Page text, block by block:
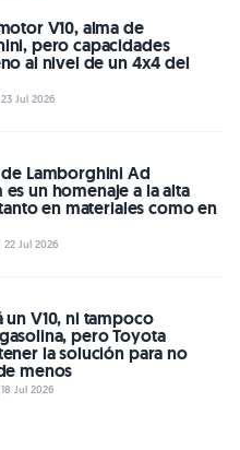
V10, alma de
pero capacidades
al nivel de un 4x4 del
Jul 2026
Lamborghini Ad
es un homenaje a la alta
en materiales como en
22 Jul 2026
un V10, ni tampoco
pero Toyota
la solución para no
menos
Jul 2026